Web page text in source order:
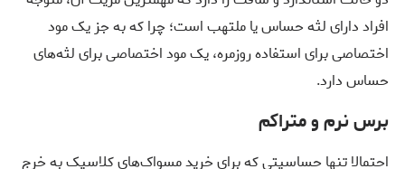
افراد دارای لثه حساس یا ملتهب است؛ چرا که به جز یک مود
اختصاصی برای استفاده روزمره، یک مود اختصاصی برای لثه‌های
حساس دارد.
برس نرم و متراکم
احتمالا تنها حساسیتی که برای خرید مسواک‌های کلاسیک به خرج